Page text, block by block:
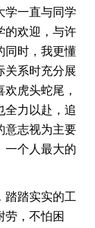
学一直与同学
的欢迎，与许
同时，我更懂
关系时充分展
虎头蛇尾，
全力以赴，追
意志视为主要
一个人最大的
踏踏实实的工
劳，不怕困